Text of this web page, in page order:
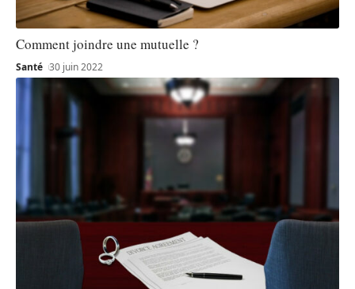
Comment joindre une mutuelle ?
Santé 30 juin 2022